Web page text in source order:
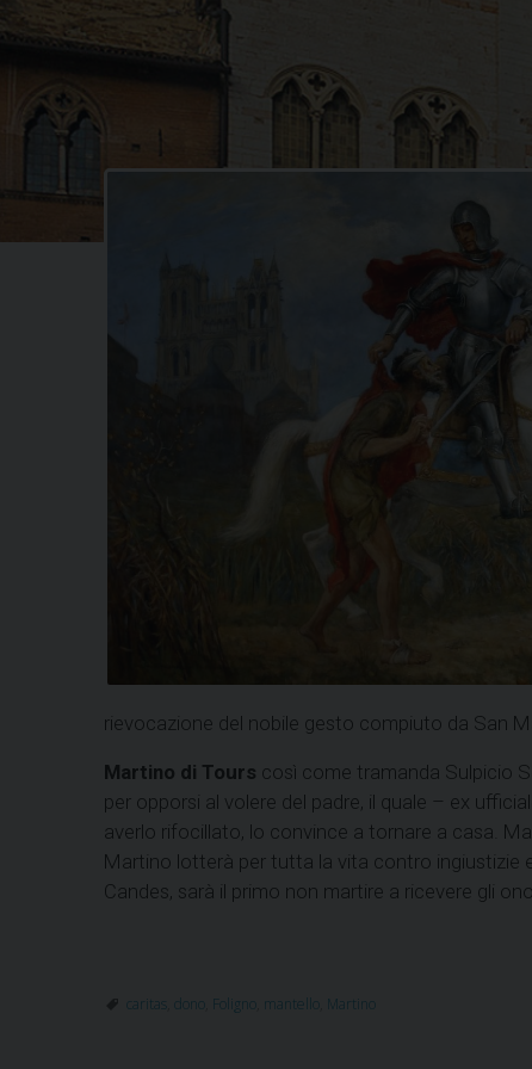
rievocazione del nobile gesto compiuto da San
Martino di Tours così come tramanda Sulpicio
per opporsi al volere del padre, il quale – ex
averlo rifocillato, lo convince a tornare a casa.
Martino lotterà per tutta la vita contro ingiustizie
Candes, sarà il primo non martire a ricevere gli
caritas dono Foligno mantello Martino